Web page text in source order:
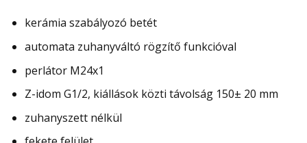
kerámia szabályozó betét
automata zuhanyváltó rögzítő funkcióval
perlátor M24x1
Z-idom G1/2, kiállások közti távolság 150± 20 mm
zuhanyszett nélkül